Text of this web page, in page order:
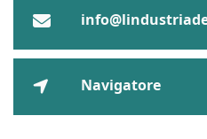
Navigatore